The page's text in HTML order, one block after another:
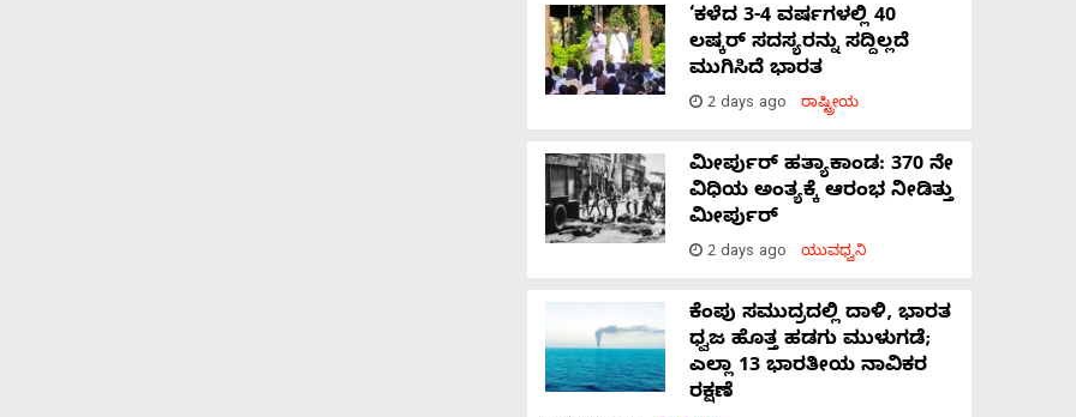
‘ಕಳೆದ 3-4 ವರ್ಷಗಳಲ್ಲಿ 40
ಲಷ್ಕರ್ ಸದಸ್ಯರನ್ನು ಸದ್ದಿಲ್ಲದೆ
ಮುಗಿಸಿದೆ ಭಾರತ
2 days ago ರಾಷ್ಟ್ರೀಯ
ಮೀರ್ಪುರ್ ಹತ್ಯಾಕಾಂಡ: 370 ನೇ
ವಿಧಿಯ ಅಂತ್ಯಕ್ಕೆ ಆರಂಭ ನೀಡಿತ್ತು
ಮೀರ್ಪುರ್
2 days ago ಯುವಧ್ವನಿ
ಕೆಂಪು ಸಮುದ್ರದಲ್ಲಿ ದಾಳಿ, ಭಾರತ
ಧ್ವಜ ಹೊತ್ತ ಹಡಗು ಮುಳುಗಡೆ;
ಎಲ್ಲಾ 13 ಭಾರತೀಯ ನಾವಿಕರ
ರಕ್ಷಣೆ